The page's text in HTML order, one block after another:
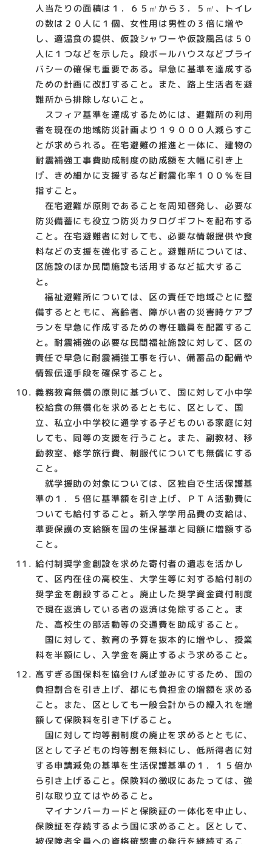
人当たりの面積は１．６５㎡から３．５㎡、トイレ
の数は２０人に１個、女性用は男性の３倍に増や
し、適温食の提供、仮設シャワーや仮設風呂は５０
人に１つなどを示した。段ボールハウスなどプライ
バシーの確保も重要である。早急に基準を達成する
ための計画に改訂すること。また、路上生活者を避
難所から排除しないこと。
スフィア基準を達成するためには、避難所の利用
者を現在の地域防災計画より１９０００人減らすこ
とが求められる。在宅避難の推進と一体に、建物の
耐震補強工事費助成制度の助成額を大幅に引き上
げ、きめ細かに支援するなど耐震化率１００％を目
指すこと。
在宅避難が原則であることを周知啓発し、必要な
防災備蓄にも役立つ防災カタログギフトを配布する
こと。在宅避難者に対しても、必要な情報提供や食
料などの支援を強化すること。避難所については、
区施設のほか民間施設も活用するなど拡大するこ
と。
福祉避難所については、区の責任で地域ごとに整
備するとともに、高齢者、障がい者の災害時ケアプ
ランを早急に作成するための専任職員を配置するこ
と。耐震補強の必要な民間福祉施設に対して、区の
責任で早急に耐震補強工事を行い、備蓄品の配備や
情報伝達手段を確保すること。
義務教育無償の原則に基づいて、国に対して小中学
校給食の無償化を求めるとともに、区として、国
立、私立小中学校に通学する子どものいる家庭に対
しても、同等の支援を行うこと。また、副教材、移
動教室、修学旅行費、制服代についても無償にする
こと。
就学援助の対象については、区独自で生活保護基
準の１．５倍に基準額を引き上げ、ＰＴＡ活動費に
ついても給付すること。新入学学用品費の支給は、
準要保護の支給額を国の生保基準と同額に増額する
こと。
給付制奨学金創設を求めた寄付者の遺志を活かし
て、区内在住の高校生、大学生等に対する給付制の
奨学金を創設すること。廃止した奨学資金貸付制度
で現在返済している者の返済は免除すること。ま
た、高校生の部活動等の交通費を助成すること。
国に対して、教育の予算を抜本的に増やし、授業
料を半額にし、入学金を廃止するよう求めること。
高すぎる国保料を協会けんぽ並みにするため、国の
負担割合を引き上げ、都にも負担金の増額を求める
こと。また、区としても一般会計からの繰入れを増
額して保険料を引き下げること。
国に対して均等割制度の廃止を求めるとともに、
区として子どもの均等割を無料にし、低所得者に対
する申請減免の基準を生活保護基準の１．１５倍か
ら引き上げること。保険料の徴収にあたっては、強
引な取り立てはやめること。
マイナンバーカードと保険証の一体化を中止し、
保険証を存続するよう国に求めること。区として、